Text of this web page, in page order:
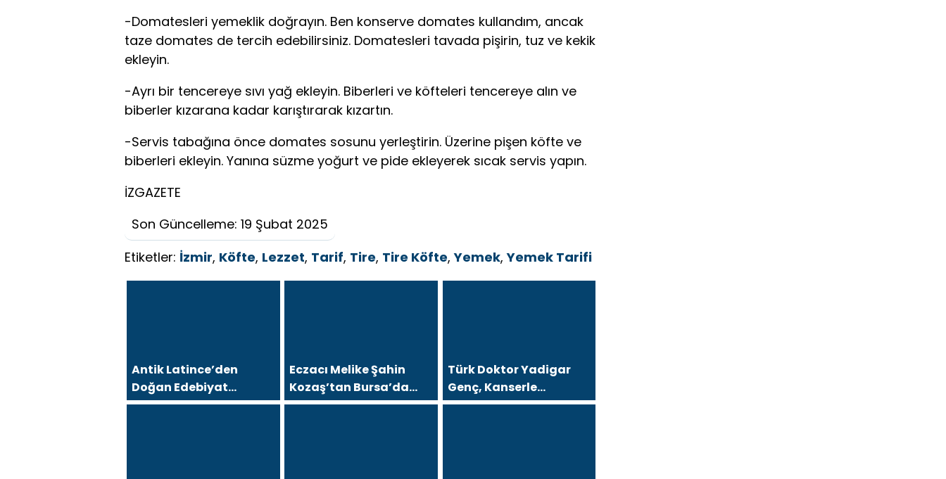
-Domatesleri yemeklik doğrayın. Ben konserve domates kullandım, ancak
taze domates de tercih edebilirsiniz. Domatesleri tavada pişirin, tuz ve kekik
ekleyin.
-Ayrı bir tencereye sıvı yağ ekleyin. Biberleri ve köfteleri tencereye alın ve
biberler kızarana kadar karıştırarak kızartın.
-Servis tabağına önce domates sosunu yerleştirin. Üzerine pişen köfte ve
biberleri ekleyin. Yanına süzme yoğurt ve pide ekleyerek sıcak servis yapın.
İZGAZETE
Son Güncelleme: 19 Şubat 2025
Etiketler: İzmir, Köfte, Lezzet, Tarif, Tire, Tire Köfte,Yemek,Yemek Tarifi
Antik Latince’den
Doğan Edebiyat
Yolculuğu, “initium
Eczacı Melike Şahin
Kozaş’tan Bursa’da
Kozmetik Güvenliği
Türk Doktor Yadigar
Genç, Kanserle
Mücadelesinde Yeni